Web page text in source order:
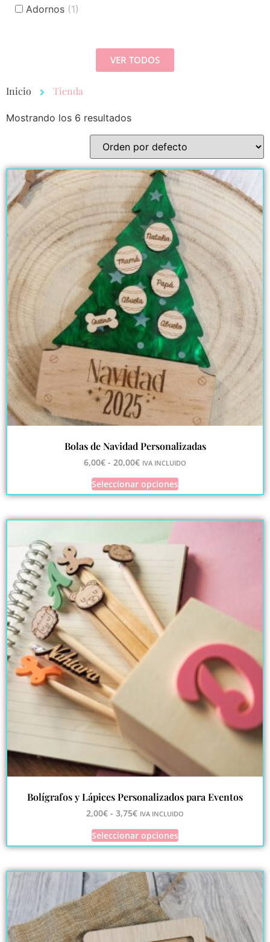
Inicio Tienda
Mostrando los 6 resultados
Bolas de Navidad Personalizadas
6,00€ - 20,00€ IVA INCLUIDO
Seleccionar opciones
Bolígrafos y Lápices Personalizados para Eventos
2,00€ - 3,75€ IVA INCLUIDO
Seleccionar opciones
Adornos (1)
VER TODOS